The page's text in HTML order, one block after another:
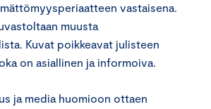
vastaisena.
muusta
Kuvat poikkeavat julisteen
on asiallinen ja informoiva.
ja media huomioon ottaen